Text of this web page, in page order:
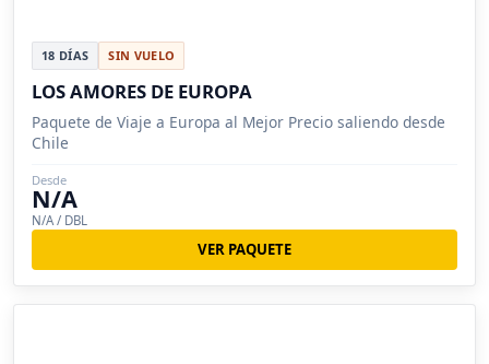
18 DÍAS SIN VUELO
LOS AMORES DE EUROPA
Paquete de Viaje a Europa al Mejor Precio saliendo desde
Chile
Desde
N/A
N/A / DBL
VER PAQUETE